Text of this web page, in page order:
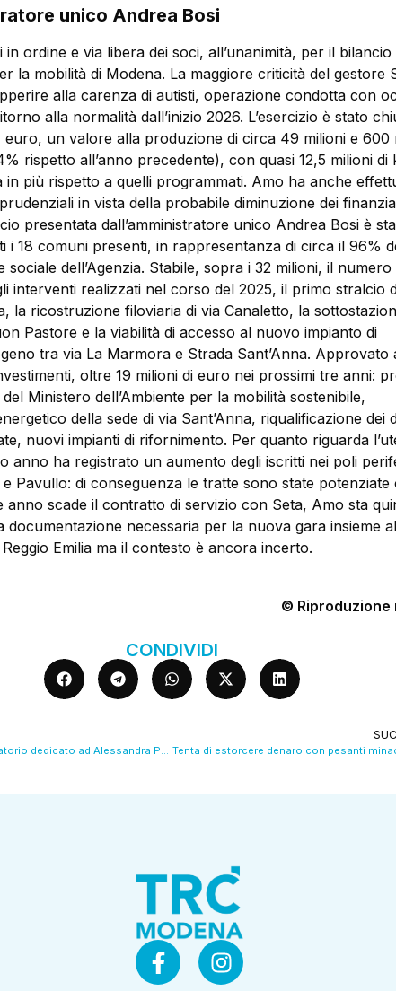
unico Andrea Bosi
ordine e via libera dei soci, all’unanimità, per il bilancio
la mobilità di Modena. La maggiore criticità del gestore
alla carenza di autisti, operazione condotta con
alla normalità dall’inizio 2026. L’esercizio è stato
euro, un valore alla produzione di circa 49 milioni e 600
rispetto all’anno precedente), con quasi 12,5 milioni di
in più rispetto a quelli programmati. Amo ha anche
in vista della probabile diminuzione dei
presentata dall’amministratore unico Andrea Bosi è
i 18 comuni presenti, in rappresentanza di circa il 96%
sociale dell’Agenzia. Stabile, sopra i 32 milioni, il numero
interventi realizzati nel corso del 2025, il primo stralcio
la ricostruzione filoviaria di via Canaletto, la
Pastore e la viabilità di accesso al nuovo impianto di
tra via La Marmora e Strada Sant’Anna. Approvato
oltre 19 milioni di euro nei prossimi tre anni:
Ministero dell’Ambiente per la mobilità sostenibile,
della sede di via Sant’Anna, riqualificazione dei
nuovi impianti di rifornimento. Per quanto riguarda
anno ha registrato un aumento degli iscritti nei poli
Pavullo: di conseguenza le tratte sono state potenziate
anno scade il contratto di servizio con Seta, Amo sta
documentazione necessaria per la nuova gara insieme
Emilia ma il contesto è ancora incerto.
© Riproduzione
CONDIVIDI